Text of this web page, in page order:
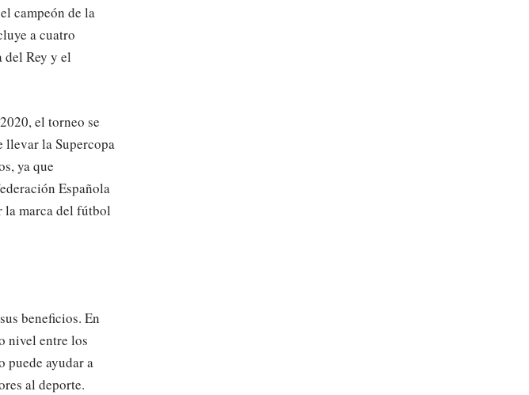
campeón de la
a cuatro
del Rey y el
el torneo se
llevar la Supercopa
ya que
Española
la marca del fútbol
beneficios. En
nivel entre los
puede ayudar a
al deporte.